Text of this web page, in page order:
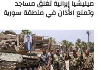
ميليشيا إيرانية تغلق مساجد
وتمنع الأذان في منطقة سورية